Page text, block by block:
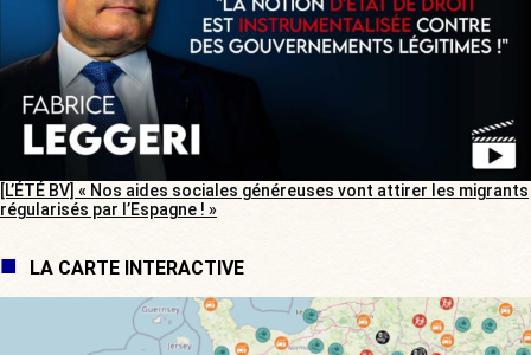
[L’ÉTÉ BV] « Nos aides sociales généreuses vont attirer les migrants
régularisés par l’Espagne ! »
LA CARTE INTERACTIVE